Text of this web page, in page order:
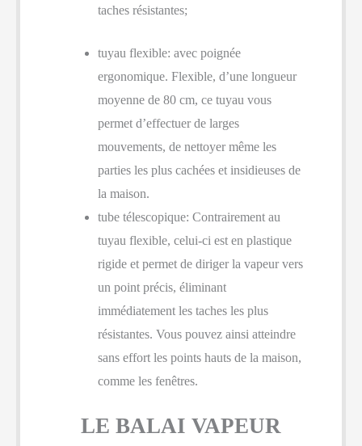
taches résistantes;
tuyau flexible: avec poignée
ergonomique. Flexible, d’une longueur
moyenne de 80 cm, ce tuyau vous
permet d’effectuer de larges
mouvements, de nettoyer même les
parties les plus cachées et insidieuses de
la maison.
tube télescopique: Contrairement au
tuyau flexible, celui-ci est en plastique
rigide et permet de diriger la vapeur vers
un point précis, éliminant
immédiatement les taches les plus
résistantes. Vous pouvez ainsi atteindre
sans effort les points hauts de la maison,
comme les fenêtres.
LE BALAI VAPEUR